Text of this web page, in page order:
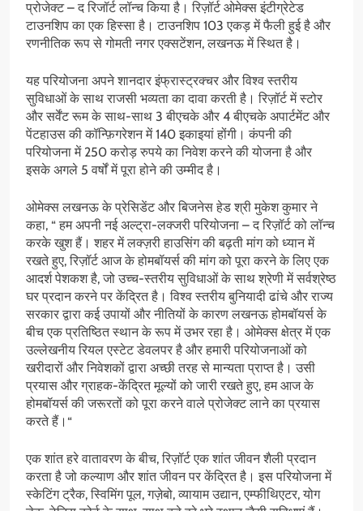
प्रोजेक्ट – द रिजॉर्ट लॉन्च किया है। रिज़ॉर्ट ओमेक्स इंटीग्रेटेड
टाउनशिप का एक हिस्सा है। टाउनशिप 103 एकड़ में फैली हुई है और
रणनीतिक रूप से गोमती नगर एक्सटेंशन, लखनऊ में स्थित है।
यह परियोजना अपने शानदार इंफ्रास्ट्रक्चर और विश्व स्तरीय
सुविधाओं के साथ राजसी भव्यता का दावा करती है। रिज़ॉर्ट में स्टोर
और सर्वेंट रूम के साथ-साथ 3 बीएचके और 4 बीएचके अपार्टमेंट और
पेंटहाउस की कॉन्फ़िगरेशन में 140 इकाइयां होंगी। कंपनी की
परियोजना में 250 करोड़ रुपये का निवेश करने की योजना है और
इसके अगले 5 वर्षों में पूरा होने की उम्मीद है।
ओमेक्स लखनऊ के प्रेसिडेंट और बिजनेस हेड श्री मुकेश कुमार ने
कहा, “ हम अपनी नई अल्ट्रा-लक्जरी परियोजना – द रिज़ॉर्ट को लॉन्च
करके खुश हैं। शहर में लक्ज़री हाउसिंग की बढ़ती मांग को ध्यान में
रखते हुए, रिज़ॉर्ट आज के होमबॉयर्स की मांग को पूरा करने के लिए एक
आदर्श पेशकश है, जो उच्च-स्तरीय सुविधाओं के साथ श्रेणी में सर्वश्रेष्ठ
घर प्रदान करने पर केंद्रित है। विश्व स्तरीय बुनियादी ढांचे और राज्य
सरकार द्वारा कई उपायों और नीतियों के कारण लखनऊ होमबॉयर्स के
बीच एक प्रतिष्ठित स्थान के रूप में उभर रहा है। ओमेक्स क्षेत्र में एक
उल्लेखनीय रियल एस्टेट डेवलपर है और हमारी परियोजनाओं को
खरीदारों और निवेशकों द्वारा अच्छी तरह से मान्यता प्राप्त है। उसी
प्रयास और ग्राहक-केंद्रित मूल्यों को जारी रखते हुए, हम आज के
होमबॉयर्स की जरूरतों को पूरा करने वाले प्रोजेक्ट लाने का प्रयास
करते हैं।“
एक शांत हरे वातावरण के बीच, रिज़ॉर्ट एक शांत जीवन शैली प्रदान
करता है जो कल्याण और शांत जीवन पर केंद्रित है। इस परियोजना में
स्केटिंग ट्रैक, स्विमिंग पूल, गज़ेबो, व्यायाम उद्यान, एम्फीथिएटर, योग